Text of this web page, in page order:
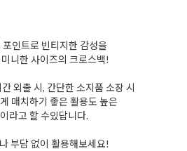
포인트로 빈티지한 감성을
미니한 사이즈의 크로스백!
간외출 시, 간단한 소지품 소장 시
매치하기 좋은 활용도 높은
라고 할 수있답니다.
부담 없이 활용해보세요!